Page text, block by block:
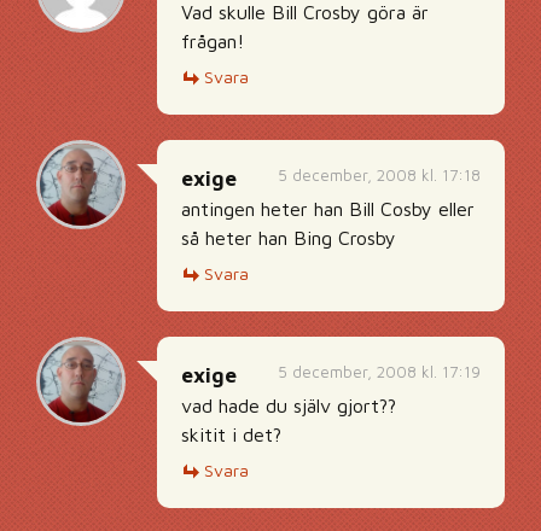
Vad skulle Bill Crosby göra är
frågan!
Svara
5 december, 2008 kl. 17:18
exige
antingen heter han Bill Cosby eller
så heter han Bing Crosby
Svara
5 december, 2008 kl. 17:19
exige
vad hade du själv gjort??
skitit i det?
Svara